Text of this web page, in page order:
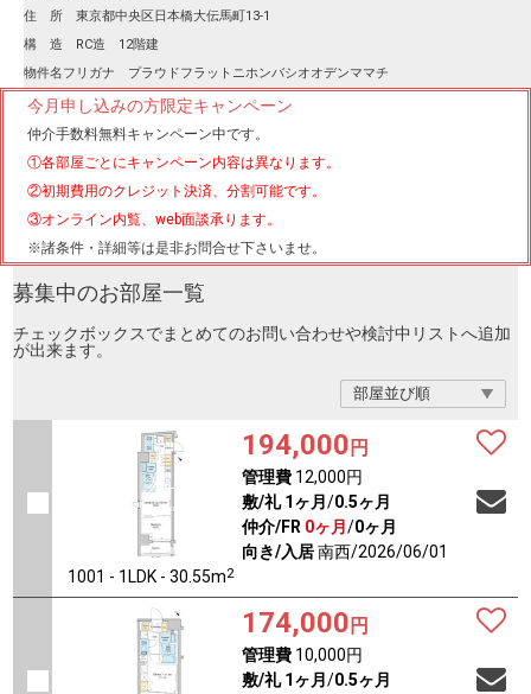
住 所 東京都中央区日本橋大伝馬町13-1
構 造 RC造 12階建
物件名フリガナ プラウドフラットニホンバシオオデンママチ
今月申し込みの方限定キャンペーン
仲介手数料無料キャンペーン中です。
①各部屋ごとにキャンペーン内容は異なります。
②初期費用のクレジット決済、分割可能です。
③オンライン内覧、web面談承ります。
※諸条件・詳細等は是非お問合せ下さいませ。
募集中のお部屋一覧
チェックボックスでまとめてのお問い合わせや検討中リストへ追加
が出来ます。
1001 - 1LDK - 30.55m2
194,000 円
管理費12,000円
敷/礼 1ヶ月 /0.5ヶ月
仲介/FR 0ヶ月 /0ヶ月
向き/入居南西/2026/06/01
174,000 円
管理費10,000円
敷/礼 1ヶ月 /0.5ヶ月